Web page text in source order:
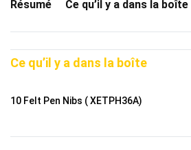
Résumé Ce qu’il y a dans la boîte
Ce qu’il y a dans la boîte
10 Felt Pen Nibs ( XETPH36A)